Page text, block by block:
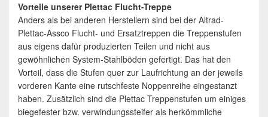
Vorteile unserer Plettac Flucht-Treppe
Anders als bei anderen Herstellern sind bei der Altrad-
Plettac-Assco Flucht- und Ersatztreppen die Treppenstufen
aus eigens dafür produzierten Teilen und nicht aus
gewöhnlichen System-Stahlböden gefertigt. Das hat den
Vorteil, dass die Stufen quer zur Laufrichtung an der jeweils
vorderen Kante eine rutschfeste Noppenreihe eingestanzt
haben. Zusätzlich sind die Plettac Treppenstufen um einiges
biegefester bzw. verwindungssteifer als herkömmliche